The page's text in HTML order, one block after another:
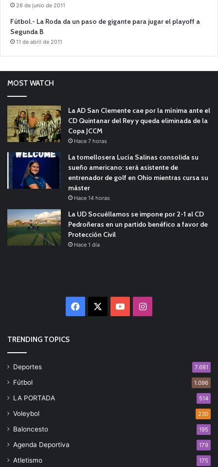
26 de junio de 2011
Fútbol.- La Roda da un paso de gigante para jugar el playoff a
Segunda B
11 de abril de 2011
MOST WATCH
La AD San Clemente cae por la mínima ante el
CD Quintanar del Rey y queda eliminada de la
Copa JCCM
Hace 7 horas
La tomellosera Lucía Salinas consolida su
sueño americano: será asistente de
entrenador de golf en Ohio mientras cursa su
máster
Hace 14 horas
La UD Socuéllamos se impone por 2-1 al CD
Pedroñeras en un partido benéfico a favor de
Protección Civil
Hace 1 día
Facebook YouTubeInstagram
TRENDING TOPICS
Deportes 7.681
Fútbol 1.096
LA PORTADA 514
Voleybol 230
Baloncesto 195
Agenda Deportiva 179
Atletismo 175